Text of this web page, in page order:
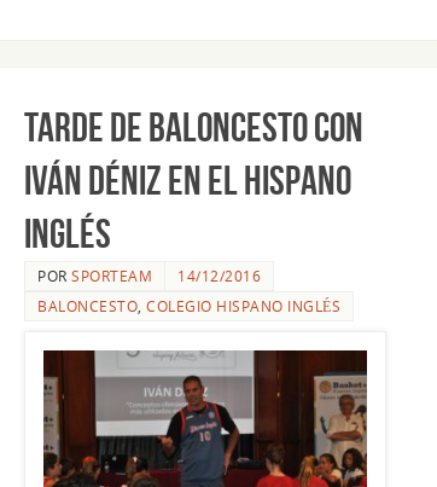
Tarde de baloncesto con
Iván Déniz en el Hispano
Inglés
POR SPORTEAM
14/12/2016
BALONCESTO, COLEGIO HISPANO INGLÉS